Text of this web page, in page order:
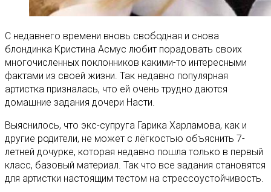
С недавнего времени вновь свободная и снова
блондинка Кристина Асмус любит порадовать своих
многочисленных поклонников какими-то интересными
фактами из своей жизни. Так недавно популярная
артистка призналась, что ей очень трудно даются
домашние задания дочери Насти.
Выяснилось, что экс-супруга Гарика Харламова, как и
другие родители, не может с лёгкостью объяснить 7-
летней дочурке, которая недавно пошла только в первый
класс, базовый материал. Так что все задания становятся
для артистки настоящим тестом на стрессоустойчивость.